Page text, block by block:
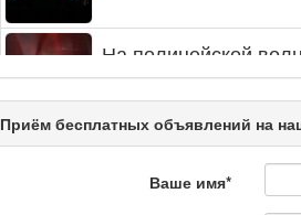
На полицейской
Еженедельный обзор
специалистов.
Люди в кадре
Приём бесплатных объявлений на
Ваше имя*